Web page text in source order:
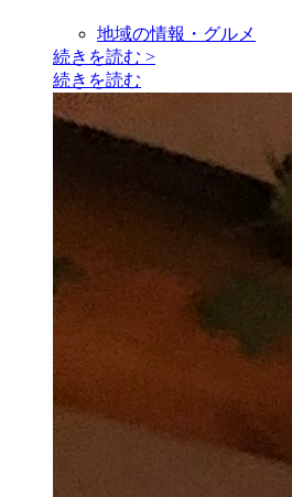
地域の情報・グルメ
続きを読む >
続きを読む